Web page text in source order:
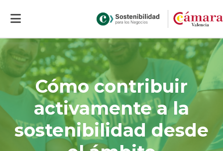
Cómo contribuir activamente a la sostenibilidad
desde el ámbito empresarial: El programa de voluntariado corporativo
Cómo contribuir
activamente a la
sostenibilidad desde